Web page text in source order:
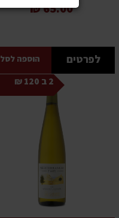
65.00 ₪
לפרטים הוספה לסל
2 ב 120 ₪